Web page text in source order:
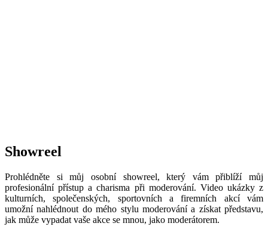
Showreel
Prohlédněte si můj osobní showreel, který vám přiblíží můj
profesionální přístup a charisma při moderování. Video ukázky z
kulturních, společenských, sportovních a firemních akcí vám
umožní nahlédnout do mého stylu moderování a získat představu,
jak může vypadat vaše akce se mnou, jako moderátorem.